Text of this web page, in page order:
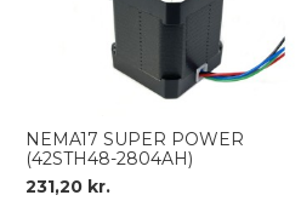
NEMA17 SUPER POWER
(42STH48-2804AH)
231,20 kr.